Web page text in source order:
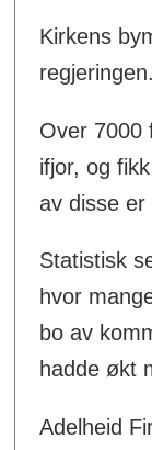
Kirkens
regjeringen.
Over 7000
ifjor, og
av disse er
Statistisk
hvor
bo av
hadde økt
Adelheid